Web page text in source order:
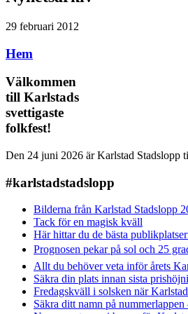
29 februari 2012
Hem
Välkommen
till Karlstads
svettigaste
folkfest!
Den 24 juni 2026 är Karlstad Stadslopp
#karlstadstadslopp
Bilderna från Karlstad Stadslopp
Tack för en magisk kväll
Här hittar du de bästa
Prognosen pekar på sol och 25
Allt du behöver veta inför årets
Säkra din plats innan sista
Fredagskväll i solsken när
Säkra ditt namn på